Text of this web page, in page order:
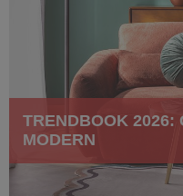
TRENDBOOK 2026:
MODERN